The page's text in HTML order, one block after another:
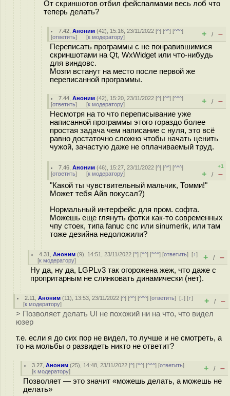
От скриншотов отбил фейспалмами весь лоб что
теперь делать?
7.42 ,Аноним (42), 15:16, 23/11/2022 [^] [^^] [^^^]
[ответить] [к модератору] + / –
Переписать программы с не понравившимися
скриншотами на Qt, WxWidget или что-нибудь
для виндовс.
Мозги встанут на место после первой же
переписанной программы.
7.44 ,Аноним (42), 15:20, 23/11/2022 [^] [^^] [^^^]
[ответить] [к модератору] + / –
Несмотря на то что переписывание уже
написанной программы этого гораздо более
простая задача чем написание с нуля, это всё
равно достаточно сложно чтобы начать ценить
чужой, зачастую даже не оплачиваемый труд.
7.46 ,Аноним (46), 15:27, 23/11/2022 [^] [^^] [^^^]
[ответить] [к модератору]
+1
+ / –
"Какой ты чувствительный мальчик, Томми!"
Может тебя Айв покусал?)
Нормальный интерфейс для пром. софта.
Можешь еще глянуть фотки как-то современных
чпу стоек, типа fanuc cnc или sinumerik, или там
тоже дезийна недоложили?
4.31 ,Аноним (9), 14:51, 23/11/2022 [^] [^^] [^^^] [ответить][↑]
[к модератору] + / –
Ну да, ну да, LGPLv3 так огорожена жеж, что даже с
пропритарным не слинковать динамически (нет).
2.11 ,Аноним (11), 13:53, 23/11/2022 [^] [^^] [^^^] [ответить][↓] [↑]
[к модератору] + / –
> Позволяет делать UI не похожий ни на что, что видел
юзер
т.е. если я до сих пор не видел, то лучше и не смотреть, а
то на мольбы о развидеть никто не ответит?
3.27 ,Аноним (25), 14:48, 23/11/2022 [^] [^^] [^^^] [ответить]
[к модератору] + / –
Позволяет — это значит «можешь делать, а можешь не
делать»